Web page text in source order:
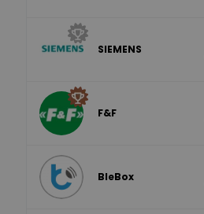
SIEMENS
F&F
BleBox